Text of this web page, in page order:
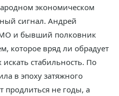
экономическом
сигнал. Андрей
и бывший полковник
которое вряд ли обрадует
стабильность. По
в эпоху затяжного
продлиться не годы, а